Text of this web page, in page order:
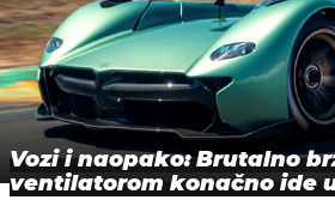
Vozi i naopako: Brutalno
ventilatorom konačno ide